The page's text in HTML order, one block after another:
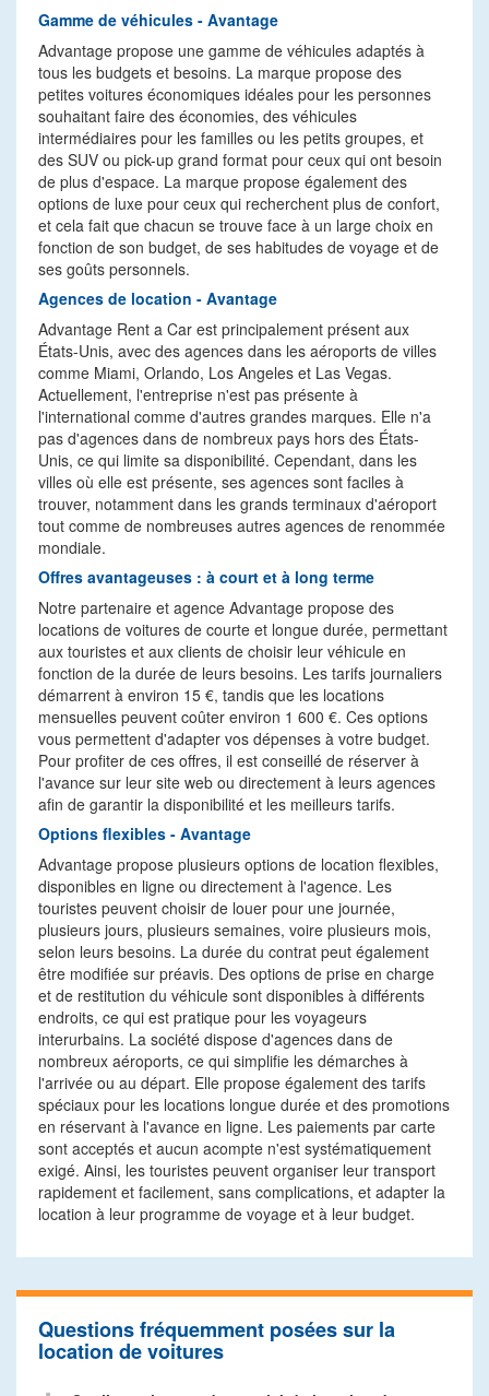
Gamme de véhicules - Avantage
Advantage propose une gamme de véhicules adaptés à
tous les budgets et besoins. La marque propose des
petites voitures économiques idéales pour les personnes
souhaitant faire des économies, des véhicules
intermédiaires pour les familles ou les petits groupes, et
des SUV ou pick-up grand format pour ceux qui ont besoin
de plus d'espace. La marque propose également des
options de luxe pour ceux qui recherchent plus de confort,
et cela fait que chacun se trouve face à un large choix en
fonction de son budget, de ses habitudes de voyage et de
ses goûts personnels.
Agences de location - Avantage
Advantage Rent a Car est principalement présent aux
États-Unis, avec des agences dans les aéroports de villes
comme Miami, Orlando, Los Angeles et Las Vegas.
Actuellement, l'entreprise n'est pas présente à
l'international comme d'autres grandes marques. Elle n'a
pas d'agences dans de nombreux pays hors des États-
Unis, ce qui limite sa disponibilité. Cependant, dans les
villes où elle est présente, ses agences sont faciles à
trouver, notamment dans les grands terminaux d'aéroport
tout comme de nombreuses autres agences de renommée
mondiale.
Offres avantageuses : à court et à long terme
Notre partenaire et agence Advantage propose des
locations de voitures de courte et longue durée, permettant
aux touristes et aux clients de choisir leur véhicule en
fonction de la durée de leurs besoins. Les tarifs journaliers
démarrent à environ 15 €, tandis que les locations
mensuelles peuvent coûter environ 1 600 €. Ces options
vous permettent d'adapter vos dépenses à votre budget.
Pour profiter de ces offres, il est conseillé de réserver à
l'avance sur leur site web ou directement à leurs agences
afin de garantir la disponibilité et les meilleurs tarifs.
Options flexibles - Avantage
Advantage propose plusieurs options de location flexibles,
disponibles en ligne ou directement à l'agence. Les
touristes peuvent choisir de louer pour une journée,
plusieurs jours, plusieurs semaines, voire plusieurs mois,
selon leurs besoins. La durée du contrat peut également
être modifiée sur préavis. Des options de prise en charge
et de restitution du véhicule sont disponibles à différents
endroits, ce qui est pratique pour les voyageurs
interurbains. La société dispose d'agences dans de
nombreux aéroports, ce qui simplifie les démarches à
l'arrivée ou au départ. Elle propose également des tarifs
spéciaux pour les locations longue durée et des promotions
en réservant à l'avance en ligne. Les paiements par carte
sont acceptés et aucun acompte n'est systématiquement
exigé. Ainsi, les touristes peuvent organiser leur transport
rapidement et facilement, sans complications, et adapter la
location à leur programme de voyage et à leur budget.
Questions fréquemment posées sur la
location de voitures